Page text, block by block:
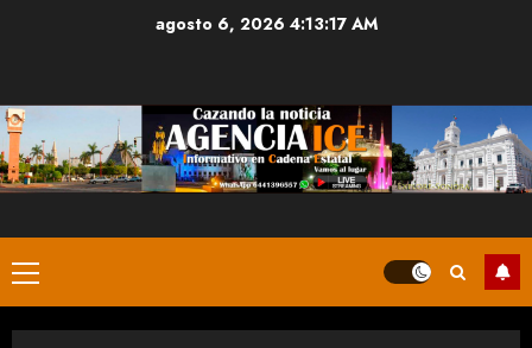
agosto 6, 2026 4:13:18 AM
Menú
principal